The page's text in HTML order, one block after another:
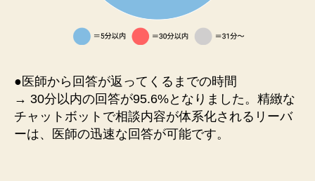
●医師から回答が返ってくるまでの時間
→ 30分以内の回答が95.6%となりました。精緻な
チャットボットで相談内容が体系化されるリーバ
ーは、医師の迅速な回答が可能です。